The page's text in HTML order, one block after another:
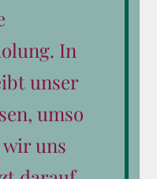
In
unser
umso
uns